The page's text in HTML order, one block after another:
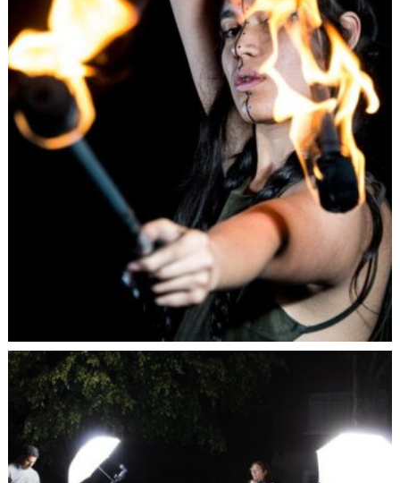
quienes poseen todo el dominio técnico y manejo perfecto
de los equipos, pero son poco propositivos o carecen de
capacidad creativa a la hora de hacer fotografías y solo
reproducen lo que se les solicita.
El acto creativo se produce cuando el fotógrafo tiene clara
la propuesta técnica y estética de las imágenes que quiere
lograr y lo demuestra con el resultado de las mismas.
3. ¿La estética influye en la fotografía o es un estorbo?
Jamás será un estorbo. La estética depende del tipo de
fotografía que se haga, pero siempre es esencial al hacer
fotos, pues es la que determina la percepción que se
obtenga con una imagen. La estética genera sensaciones,
emociones y reacciones. De ahí su importancia.
4. ¿Cómo aprender más rápido y dominar mejor la
El avance del aprendizaje varía en cada persona, cada
quien tiene un ritmo propio de aprendizaje; sin embargo,
para aprender bien, es clave entender y conocer la historia
de la creación de la cámara y su evolución en el tiempo
para comprender el manejo de los diferentes tipos de
cámaras y formatos. Pero indiscutiblemente para aprender
más rápido y dominar la cámara hay que tener una propia